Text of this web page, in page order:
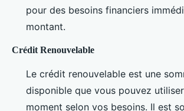
pour des besoins financiers
montant.
Crédit Renouvelable
Le crédit renouvelable est une
disponible que vous pouvez
moment selon vos besoins. Il est